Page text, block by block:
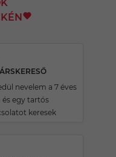
nevelem a 7 éves
egy tartós
keresek